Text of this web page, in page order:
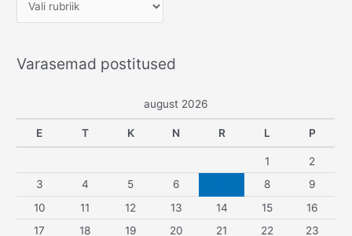
aimugi,
mida
teeme)
u
r
i
d
Varasemad postitused
august 2026
E T K N R L P
1
2
3
4 5 6 8
9
10
11 12 13 14 15
16
17
18 19 20 21 22 23